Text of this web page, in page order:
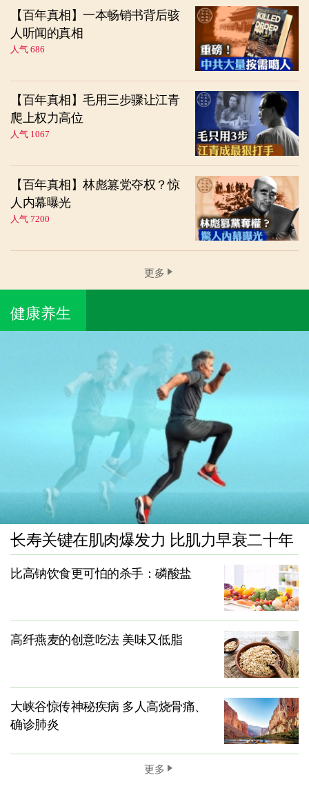
【百年真相】一本畅销书背后骇
人听闻的真相
人气 686
【百年真相】毛用三步骤让江青
爬上权力高位
人气 1067
【百年真相】林彪篡党夺权？惊
人内幕曝光
人气 7200
更多
健康养生
长寿关键在肌肉爆发力 比肌力早衰二十年
比高钠饮食更可怕的杀手：磷酸盐
高纤燕麦的创意吃法 美味又低脂
大峡谷惊传神秘疾病 多人高烧骨痛、
确诊肺炎
更多